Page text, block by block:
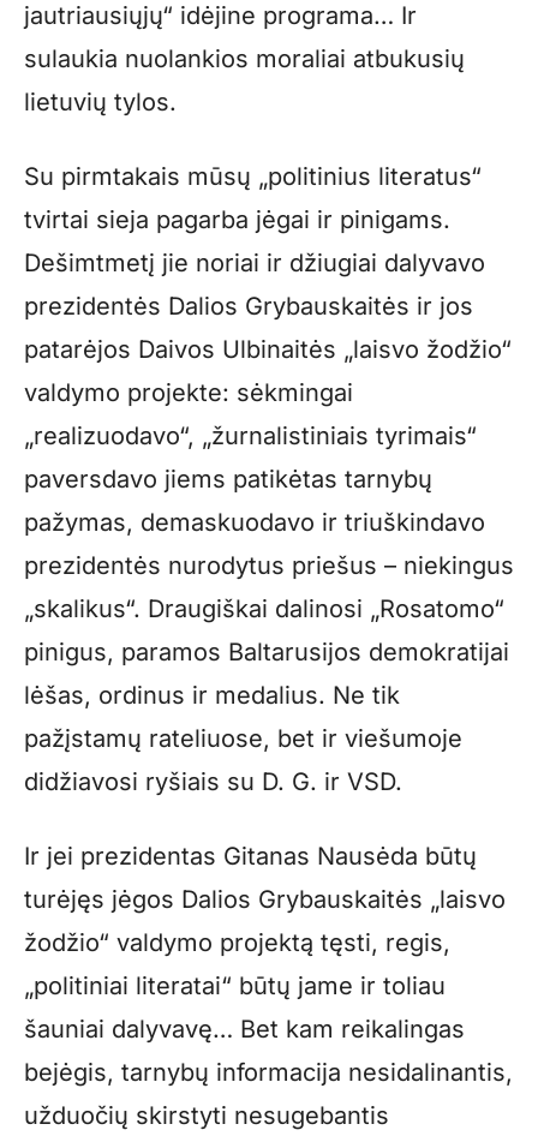
jautriausiųjų“ idėjine programa… Ir
sulaukia nuolankios moraliai atbukusių
lietuvių tylos.
Su pirmtakais mūsų „politinius literatus“
tvirtai sieja pagarba jėgai ir pinigams.
Dešimtmetį jie noriai ir džiugiai dalyvavo
prezidentės Dalios Grybauskaitės ir jos
patarėjos Daivos Ulbinaitės „laisvo žodžio“
valdymo projekte: sėkmingai
„realizuodavo“, „žurnalistiniais tyrimais“
paversdavo jiems patikėtas tarnybų
pažymas, demaskuodavo ir triuškindavo
prezidentės nurodytus priešus – niekingus
„skalikus“. Draugiškai dalinosi „Rosatomo“
pinigus, paramos Baltarusijos demokratijai
lėšas, ordinus ir medalius. Ne tik
pažįstamų rateliuose, bet ir viešumoje
didžiavosi ryšiais su D. G. ir VSD.
Ir jei prezidentas Gitanas Nausėda būtų
turėjęs jėgos Dalios Grybauskaitės „laisvo
žodžio“ valdymo projektą tęsti, regis,
„politiniai literatai“ būtų jame ir toliau
šauniai dalyvavę… Bet kam reikalingas
bejėgis, tarnybų informacija nesidalinantis,
užduočių skirstyti nesugebantis